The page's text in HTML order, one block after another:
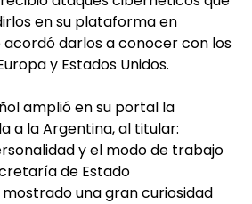
en su plataforma en
darlos a conocer con los
y Estados Unidos.
amplió en su portal la
a la Argentina, al titular:
y el modo de trabajo
de Estado
una gran curiosidad